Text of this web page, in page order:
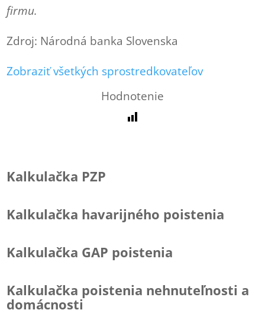
firmu.
Zdroj: Národná banka Slovenska
Zobraziť všetkých sprostredkovateľov
Hodnotenie
Kalkulačka PZP
Kalkulačka havarijného poistenia
Kalkulačka GAP poistenia
Kalkulačka poistenia nehnuteľnosti a
domácnosti